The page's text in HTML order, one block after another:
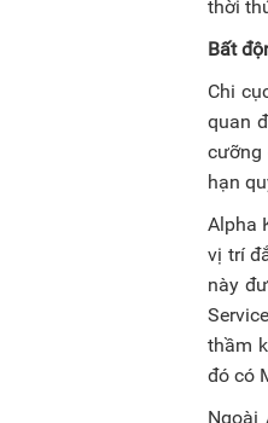
thời
Bất
Chi
quan
cưỡng
hạn
Alpha
vị trí
này
thầm
đó có
Ngoài